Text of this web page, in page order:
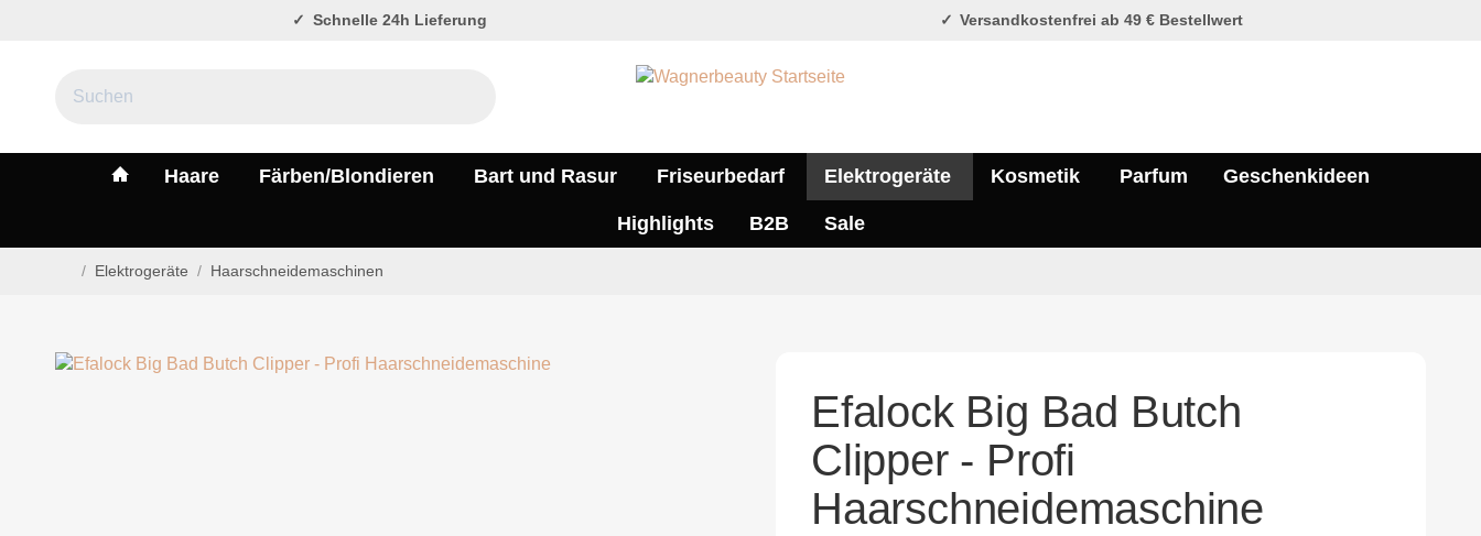
Schnelle 24h Lieferung Versandkostenfrei ab 49 € Bestellwert
#custom.linkHome#
Haare Färben/Blondieren Bart und Rasur Friseurbedarf Elektrogeräte Kosmetik Parfum Geschenkideen
Highlights B2B Sale
/ Elektrogeräte / Haarschneidemaschinen
Efalock Big Bad Butch
Clipper - Profi
Haarschneidemaschine